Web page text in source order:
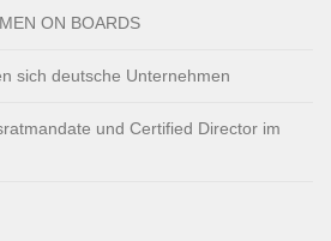
ON BOARDS
sich deutsche Unternehmen
und Certified Director im